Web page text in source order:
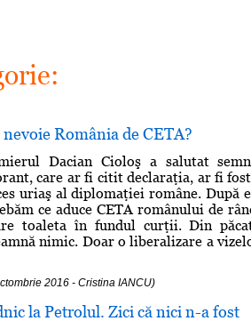
nevoie România de CETA?
Dacian Cioloş a salutat
care ar fi citit declaraţia, ar fi
uriaş al diplomaţiei române. După
ce aduce CETA românului de
toaleta în fundul curţii. Din
nimic. Doar o liberalizare a
2016 - Cristina IANCU)
la Petrolul. Zici că nici n-a fost